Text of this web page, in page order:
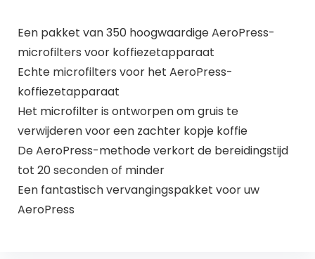
Een pakket van 350 hoogwaardige AeroPress-
microfilters voor koffiezetapparaat
Echte microfilters voor het AeroPress-
koffiezetapparaat
Het microfilter is ontworpen om gruis te
verwijderen voor een zachter kopje koffie
De AeroPress-methode verkort de bereidingstijd
tot 20 seconden of minder
Een fantastisch vervangingspakket voor uw
AeroPress